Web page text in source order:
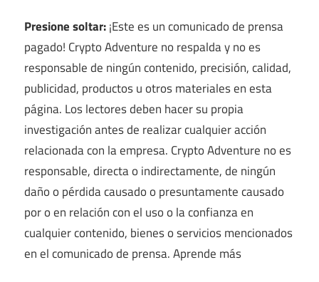
Presione soltar:¡Este es un comunicado de prensa
pagado! Crypto Adventure no respalda y no es
responsable de ningún contenido, precisión, calidad,
publicidad, productos u otros materiales en esta
página. Los lectores deben hacer su propia
investigación antes de realizar cualquier acción
relacionada con la empresa. Crypto Adventure no es
responsable, directa o indirectamente, de ningún
daño o pérdida causado o presuntamente causado
por o en relación con el uso o la confianza en
cualquier contenido, bienes o servicios mencionados
en el comunicado de prensa. Aprende más